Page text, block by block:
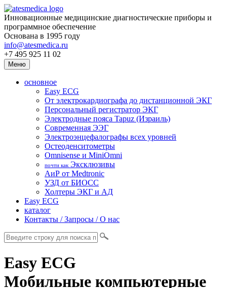
Инновационные медицинские диагностические приборы и
программное обеспечение
Основана в 1995 году
info@atesmedica.ru
+7 495 925 11 02
Меню
основное
Easy ECG
От электрокардиографа до дистанционной ЭКГ
Персональный регистратор ЭКГ
Электродные пояса Tapuz (Израиль)
Современная ЭЭГ
Электроэнцефалографы всех уровней
Остеоденситометры
Omnisense и MiniOmni
почти как Эксклюзивы
АиР от Medtronic
УЗД от БИОСС
Холтеры ЭКГ и АД
Easy ECG
каталог
Контакты / Запросы / О нас
Easy ECG
Мобильные компьютерные